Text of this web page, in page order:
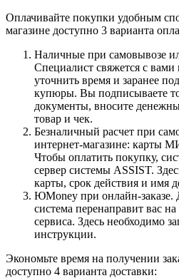
Оплачивайте покупки удобным
магазине доступно 3 варианта
Наличные при самовывозе
Специалист свяжется с вами
уточнить время и заранее
купюры. Вы подписываете
документы, вносите
товар и чек.
Безналичный расчет при
интернет-магазине: карты
Чтобы оплатить покупку,
сервер системы ASSIST.
карты, срок действия и имя
ЮMoney при онлайн-заказе.
система перенаправит вас
сервиса. Здесь необходимо
инструкции.
Экономьте время на получении
доступно 4 варианта доставки: